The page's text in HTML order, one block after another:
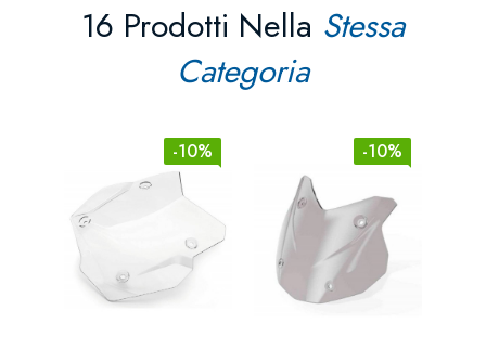
16 Prodotti Nella Stessa
Categoria
-10% -10%